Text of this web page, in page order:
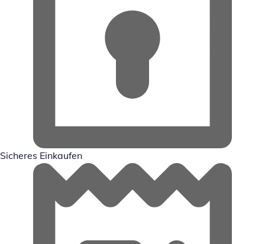
Sicheres Einkaufen